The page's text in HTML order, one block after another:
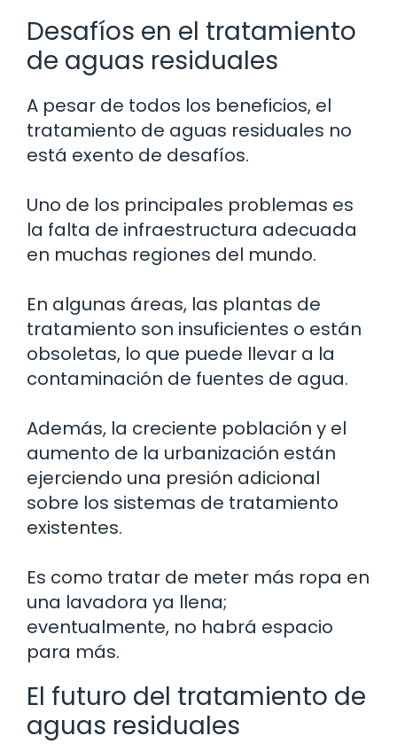
Desafíos en el tratamiento
de aguas residuales
A pesar de todos los beneficios, el
tratamiento de aguas residuales no
está exento de desafíos.
Uno de los principales problemas es
la falta de infraestructura adecuada
en muchas regiones del mundo.
En algunas áreas, las plantas de
tratamiento son insuficientes o están
obsoletas, lo que puede llevar a la
contaminación de fuentes de agua.
Además, la creciente población y el
aumento de la urbanización están
ejerciendo una presión adicional
sobre los sistemas de tratamiento
existentes.
Es como tratar de meter más ropa en
una lavadora ya llena;
eventualmente, no habrá espacio
para más.
El futuro del tratamiento de
aguas residuales